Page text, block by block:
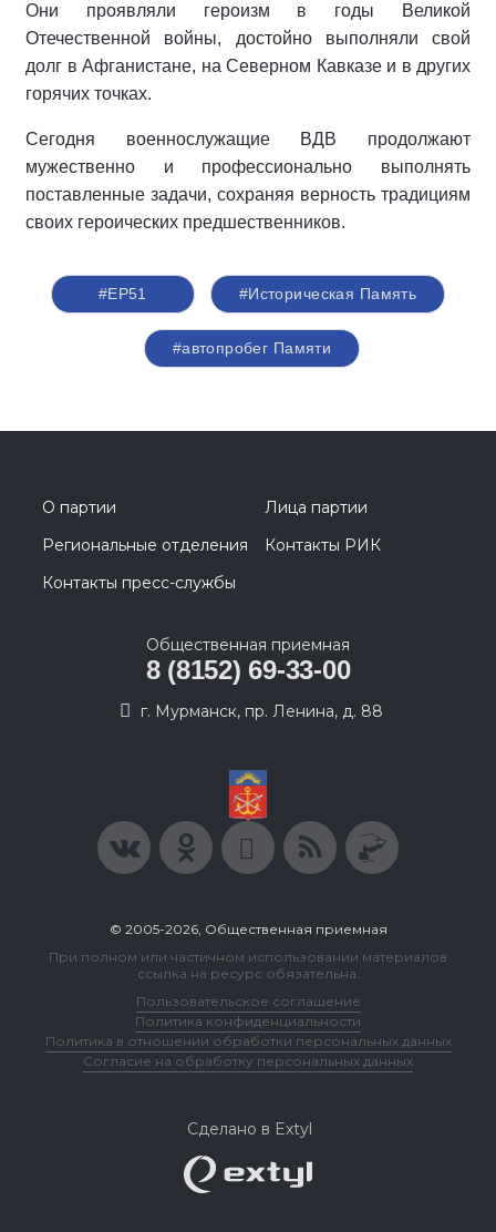
Они проявляли героизм в годы Великой
Отечественной войны, достойно выполняли свой
долг в Афганистане, на Северном Кавказе и в других
горячих точках.
Сегодня военнослужащие ВДВ продолжают
мужественно и профессионально выполнять
поставленные задачи, сохраняя верность традициям
своих героических предшественников.
#ЕР51 #Историческая Память
#автопробег Памяти
О партии
Лица партии
Региональные отделения
Контакты РИК
Контакты пресс-службы
Общественная приемная
8 (8152) 69-33-00
г. Мурманск, пр. Ленина, д. 88
© 2005-2026, Общественная приемная
При полном или частичном использовании материалов
ссылка на ресурс обязательна.
Пользовательское соглашение
Политика конфиденциальности
Политика в отношении обработки персональных данных
Согласие на обработку персональных данных
Сделано в Extyl